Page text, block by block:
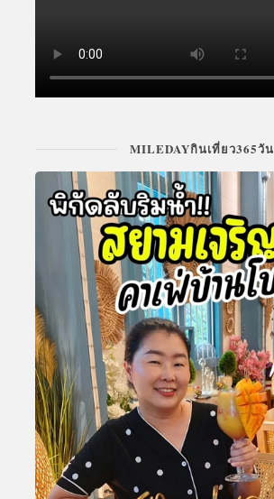
MILEDAYกินเที่ยว365วัน